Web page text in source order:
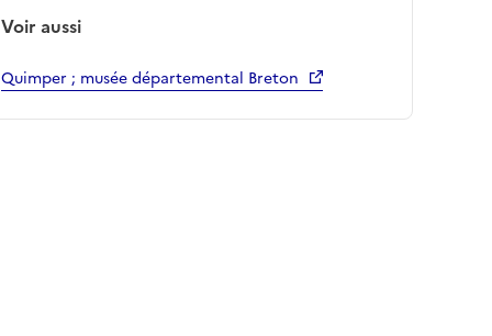
Voir aussi
Quimper ; musée départemental Breton